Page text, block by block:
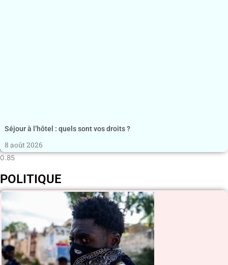
Séjour à l’hôtel : quels sont vos droits ?
8 août 2026
POLITIQUE